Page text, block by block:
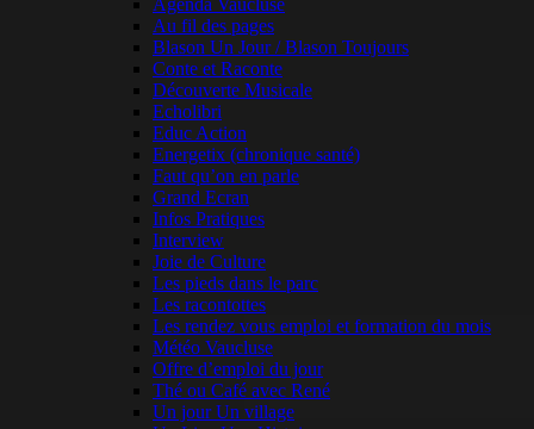
Agenda Vaucluse
Au fil des pages
Blason Un Jour / Blason Toujours
Conte et Raconte
Découverte Musicale
Echolibri
Educ Action
Energetix (chronique santé)
Faut qu’on en parle
Grand Ecran
Infos Pratiques
Interview
Joie de Culture
Les pieds dans le parc
Les racontottes
Les rendez vous emploi et formation du mois
Météo Vaucluse
Offre d’emploi du jour
Thé ou Café avec René
Un jour Un village